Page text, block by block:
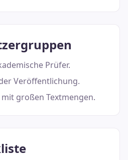
Prüfer.
Veröffentlichung.
großen Textmengen.